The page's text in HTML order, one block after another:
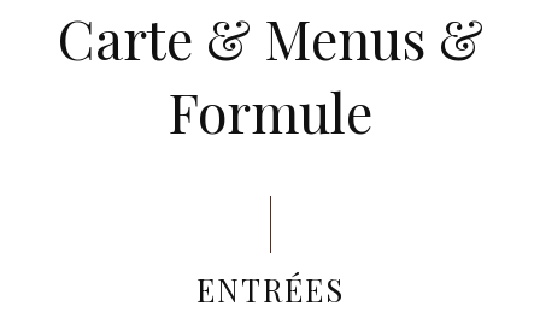
Carte & Menus &
Formule
ENTRÉES